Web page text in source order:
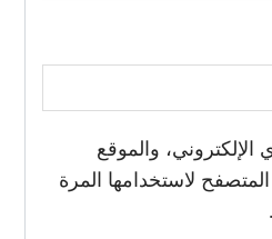
والموقع
لاستخدامها المرة